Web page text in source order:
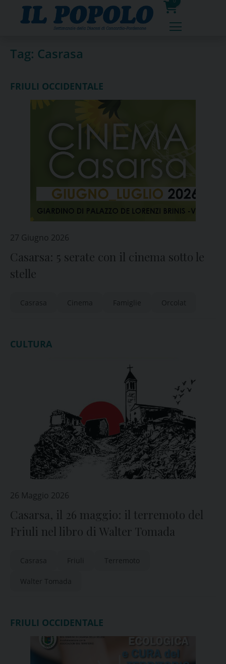
0
prodotti
Tag: Casrasa
FRIULI OCCIDENTALE
27 Giugno 2026
Casarsa: 5 serate con il cinema sotto le
stelle
Casrasa Cinema Famiglie Orcolat
CULTURA
26 Maggio 2026
Casarsa, il 26 maggio: il terremoto del
Friuli nel libro di Walter Tomada
Casrasa Friuli Terremoto
Walter Tomada
FRIULI OCCIDENTALE